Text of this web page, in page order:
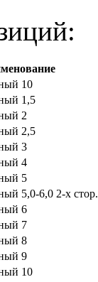
10
1,5
2
2,5
3
4
5
5,0-6,0 2-х стор.
6
7
8
9
10